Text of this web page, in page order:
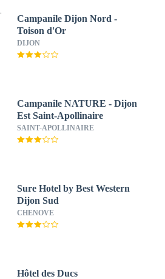
Campanile Dijon Nord -
Toison d'Or
DIJON
Campanile NATURE - Dijon
Est Saint-Apollinaire
SAINT-APOLLINAIRE
Sure Hotel by Best Western
Dijon Sud
CHENOVE
Hôtel des Ducs